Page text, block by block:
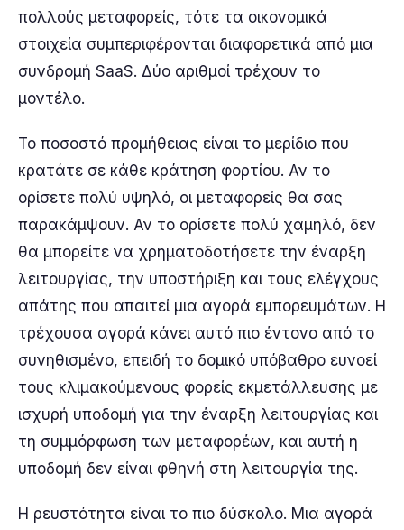
πολλούς μεταφορείς, τότε τα οικονομικά
στοιχεία συμπεριφέρονται διαφορετικά από μια
συνδρομή SaaS. Δύο αριθμοί τρέχουν το
μοντέλο.
Το ποσοστό προμήθειας είναι το μερίδιο που
κρατάτε σε κάθε κράτηση φορτίου. Αν το
ορίσετε πολύ υψηλό, οι μεταφορείς θα σας
παρακάμψουν. Αν το ορίσετε πολύ χαμηλό, δεν
θα μπορείτε να χρηματοδοτήσετε την έναρξη
λειτουργίας, την υποστήριξη και τους ελέγχους
απάτης που απαιτεί μια αγορά εμπορευμάτων. Η
τρέχουσα αγορά κάνει αυτό πιο έντονο από το
συνηθισμένο, επειδή το δομικό υπόβαθρο ευνοεί
τους κλιμακούμενους φορείς εκμετάλλευσης με
ισχυρή υποδομή για την έναρξη λειτουργίας και
τη συμμόρφωση των μεταφορέων, και αυτή η
υποδομή δεν είναι φθηνή στη λειτουργία της.
Η ρευστότητα είναι το πιο δύσκολο. Μια αγορά